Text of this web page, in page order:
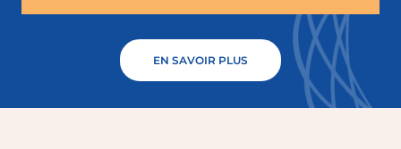
EN SAVOIR PLUS